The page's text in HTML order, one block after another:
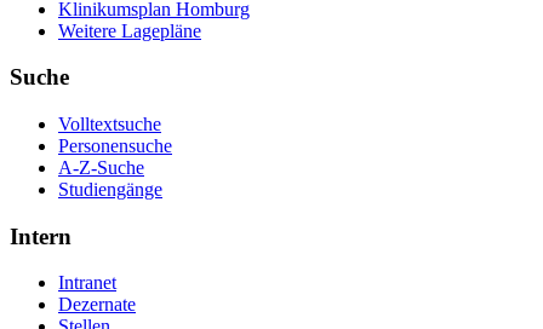
Klinikumsplan Homburg
Weitere Lagepläne
Suche
Volltextsuche
Personensuche
A-Z-Suche
Studiengänge
Intern
Intranet
Dezernate